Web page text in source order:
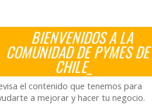
BIENVENIDOS A LA
COMUNIDAD DE PYMES DE
CHILE_
el contenido que tenemos para
a mejorar y hacer tu negocio.